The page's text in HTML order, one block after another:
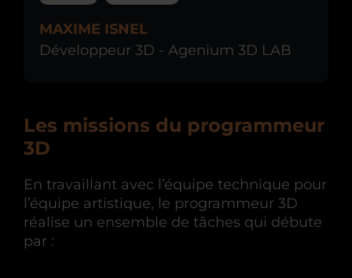
MAXIME ISNEL
Développeur 3D - Agenium 3D LAB
Les missions du programmeur
3D
En travaillant avec l’équipe technique pour
l’équipe artistique, le programmeur 3D
réalise un ensemble de tâches qui débute
par :